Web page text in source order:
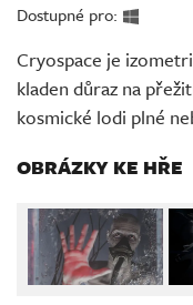
Redakce
Živě
Dostupné pro:
Cryospace je
kladen důraz na
kosmické lodi plné
OBRÁZKY KE HŘE